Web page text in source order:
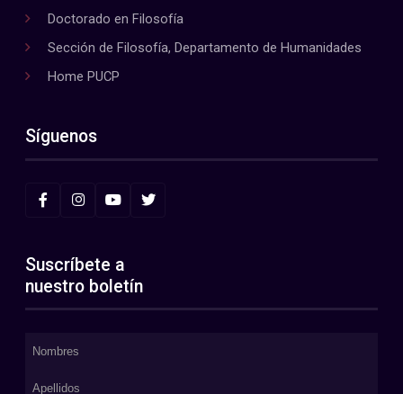
Doctorado en Filosofía
Sección de Filosofía, Departamento de Humanidades
Home PUCP
Síguenos
Suscríbete a
nuestro boletín